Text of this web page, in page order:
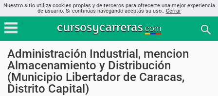
Nuestro sitio utiliza cookies propias y de terceros para ofrecerte una mejor experiencia
de usuario. Si continúas navegando aceptás su uso.. Cerrar
Administración Industrial, mencion
Almacenamiento y Distribución
(Municipio Libertador de Caracas,
Distrito Capital)